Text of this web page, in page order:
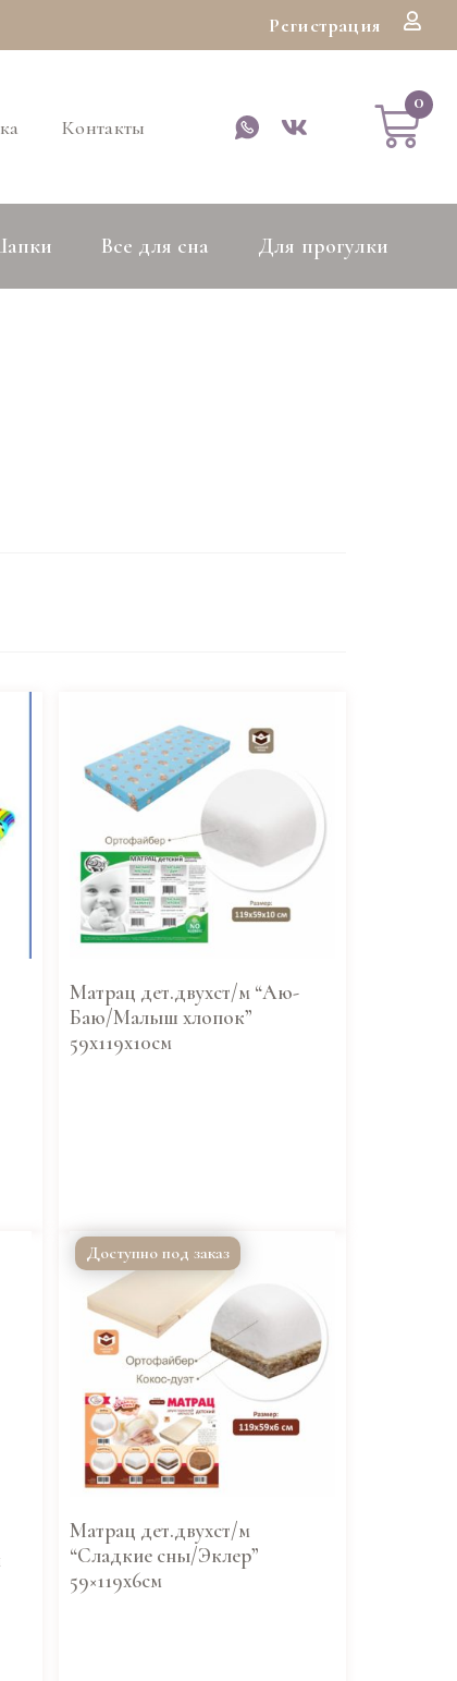
Регистрация
Контакты
Все для сна Для прогулки
Матрац дет.двухст/м “Аю-
Баю/Малыш хлопок”
59х119х10см
Доступно под заказ
Матрац дет.двухст/м
“Сладкие сны/Эклер”
59×119х6см